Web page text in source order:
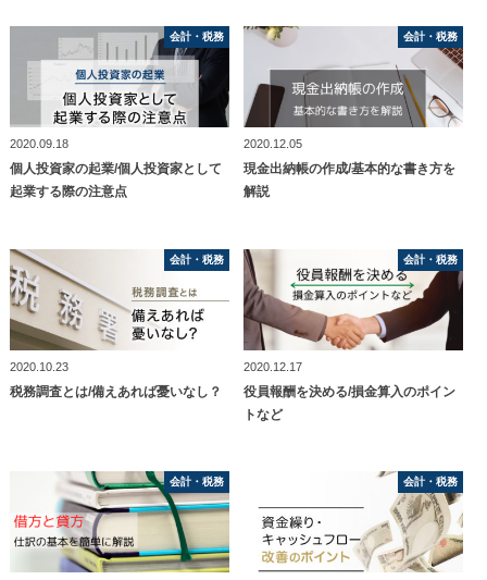
会計・税務
会計・税務
2020.09.18
個人投資家の起業/個人投資家として
起業する際の注意点
会計・税務
会計・税務
2020.12.05
現金出納帳の作成/基本的な書き方を
解説
会計・税務
会計・税務
2020.10.23
税務調査とは/備えあれば憂いなし？
会計・税務
会計・税務
2020.12.17
役員報酬を決める/損金算入のポイン
トなど
会計・税務
会計・税務 会計・税務
会計・税務